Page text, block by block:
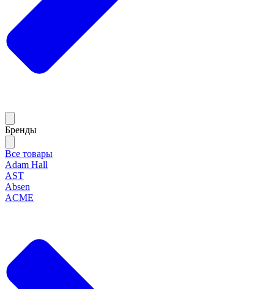
Бренды
Все товары
Adam Hall
AST
Absen
ACME